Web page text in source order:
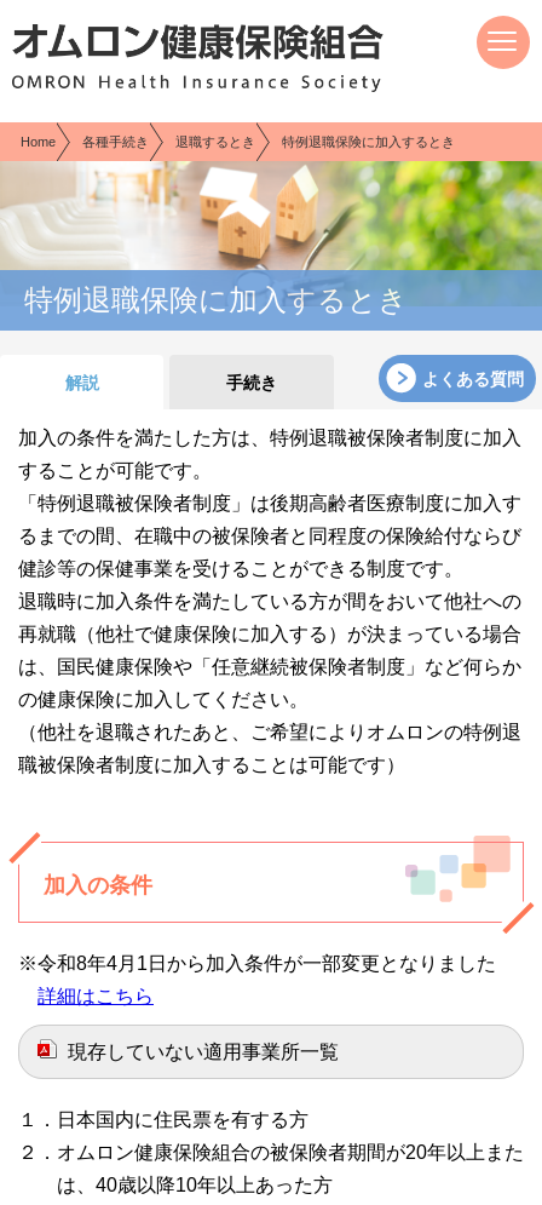
Home 各種手続き 退職するとき 特例退職保険に加入するとき
特例退職保険に加入するとき
解説 手続き よくある質問
加入の条件を満たした方は、特例退職被保険者制度に加入
することが可能です。
「特例退職被保険者制度」は後期高齢者医療制度に加入す
るまでの間、在職中の被保険者と同程度の保険給付ならび
健診等の保健事業を受けることができる制度です。
退職時に加入条件を満たしている方が間をおいて他社への
再就職（他社で健康保険に加入する）が決まっている場合
は、国民健康保険や「任意継続被保険者制度」など何らか
の健康保険に加入してください。
（他社を退職されたあと、ご希望によりオムロンの特例退
職被保険者制度に加入することは可能です）
加入の条件
※令和8年4月1日から加入条件が一部変更となりました
詳細はこちら
現存していない適用事業所一覧
１．日本国内に住民票を有する方
２．オムロン健康保険組合の被保険者期間が20年以上また
は、40歳以降10年以上あった方